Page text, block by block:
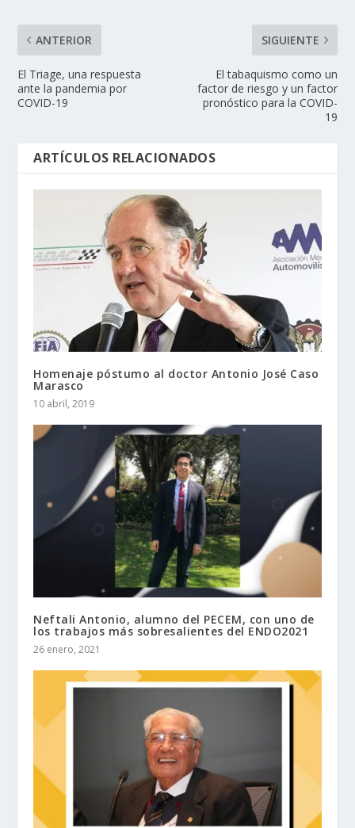
ANTERIOR
El Triage, una respuesta
ante la pandemia por
COVID-19
SIGUIENTE
El tabaquismo como un
factor de riesgo y un factor
pronóstico para la COVID-
19
ARTÍCULOS RELACIONADOS
Homenaje póstumo al doctor Antonio José Caso
Marasco
10 abril, 2019
Neftali Antonio, alumno del PECEM, con uno de
los trabajos más sobresalientes del ENDO2021
26 enero, 2021